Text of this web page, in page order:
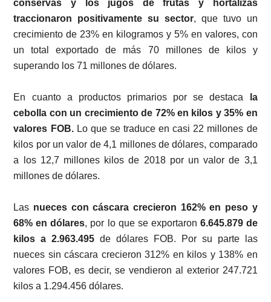
conservas y los jugos de frutas y hortalizas
traccionaron positivamente su sector, que tuvo un
crecimiento de 23% en kilogramos y 5% en valores, con
un total exportado de más 70 millones de kilos y
superando los 71 millones de dólares.
En cuanto a productos primarios por se destaca
la
cebolla con un crecimiento de 72% en kilos y 35% en
valores FOB.Lo que se traduce en casi 22 millones de
kilos por un valor de 4,1 millones de dólares, comparado
a los 12,7 millones kilos de 2018 por un valor de 3,1
millones de dólares.
Las nueces con cáscara crecieron 162% en peso y
68% en dólares, por lo que se exportaron 6.645.879 de
kilos a 2.963.495 de dólares FOB. Por su parte las
nueces sin cáscara crecieron 312% en kilos y 138% en
valores FOB, es decir, se vendieron al exterior 247.721
kilos a 1.294.456 dólares.